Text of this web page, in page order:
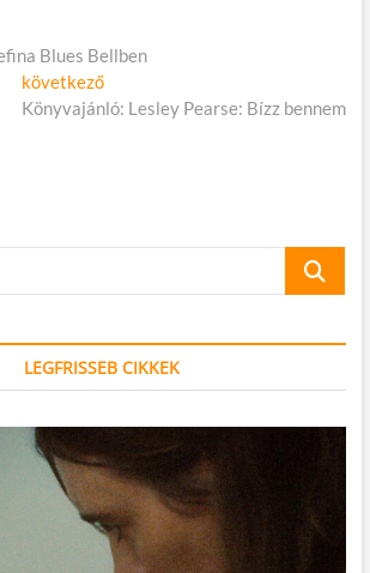
Blues Bellben
következőKövetkező
cikk:
Könyvajánló: Lesley Pearse: Bízz bennem
keresés
LEGFRISSEB CIKKEK